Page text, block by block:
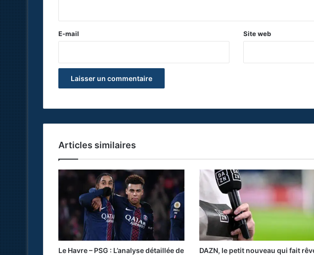
e
E-mail Site web
Articles similaires
Le Havre – PSG : L’analyse détaillée de DAZN, le petit nouveau qui fait